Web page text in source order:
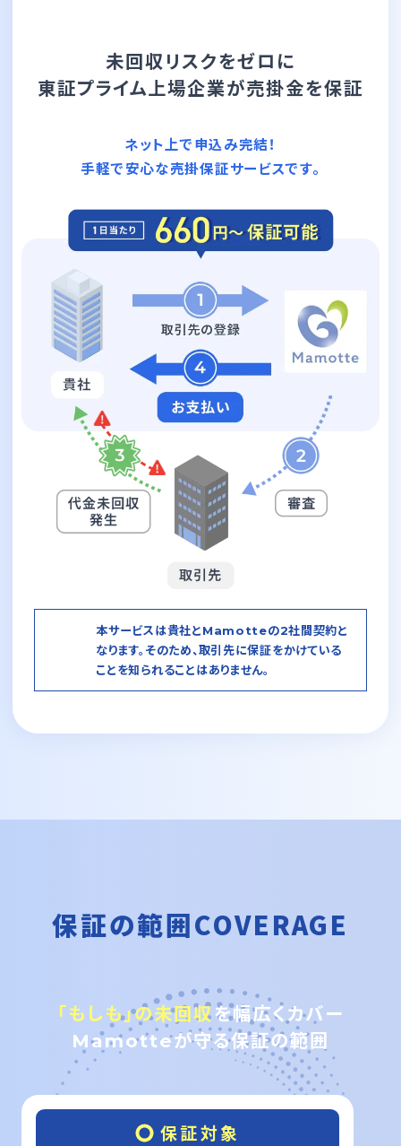
未回収リスクをゼロに
東証プライム上場企業が売掛金を保証
ネット上で申込み完結！
手軽で安心な売掛保証サービスです。
本サービスは貴社とMamotteの2社間契約と
なります。 そのため、取引先に保証をかけている
ことを知られることはありません。
保証の範囲COVERAGE
「もしも」の未回収 を幅広くカバー
Mamotteが守る保証の範囲
○ 保証対象